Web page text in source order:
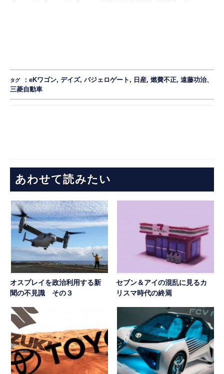
タグ ：eKワゴン,デイズ,パジェロゲート , 日産,燃費不正,遠藤功治、
三菱自動車
あわせて読みたい
オスプレイを政治利用する新
聞の不見識 その３
セブン＆アイの混乱に見るカ
リスマ時代の終焉